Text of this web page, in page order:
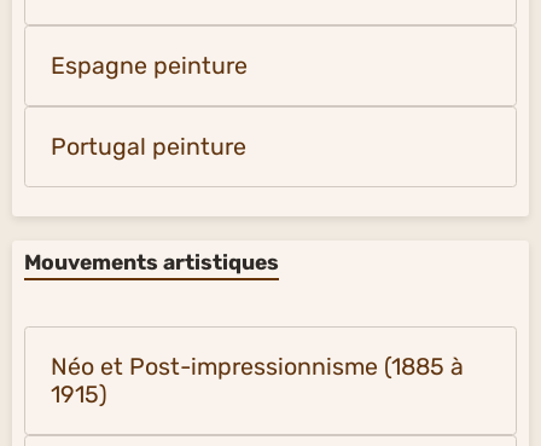
Espagne peinture
Portugal peinture
Mouvements artistiques
Néo et Post-impressionnisme (1885 à
1915)